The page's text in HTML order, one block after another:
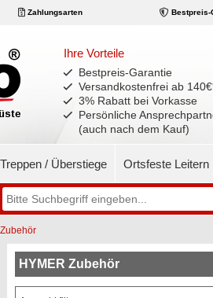
Zahlungsarten Bestpreis-
Ihre Vorteile
Bestpreis-Garantie
Versandkostenfrei ab 140€
3% Rabatt bei Vorkasse
Persönliche
(auch nach dem Kauf)
Treppen / Überstiege Ortsfeste Leitern
HYMER Zubehör